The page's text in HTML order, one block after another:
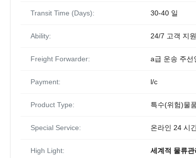
Transit Time (Days): 30-40 일
Ability: 24/7 고객 지
Freight Forwarder: a급 운송 주선
Payment: l/c
Product Type: 특수(위험)물
Special Service: 온라인 24 시
High Light: 세계적 물류